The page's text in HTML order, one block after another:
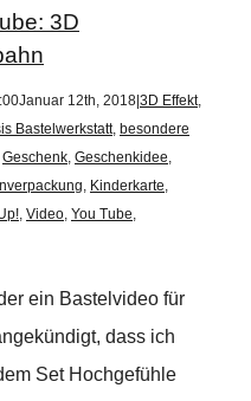
3D
Januar 12th, 2018 3D Effekt,
Bastelwerkstatt, besondere
Geschenk, Geschenkidee,
, Kinderkarte,
, Video, You Tube,
ein Bastelvideo für
dass ich
Set Hochgefühle